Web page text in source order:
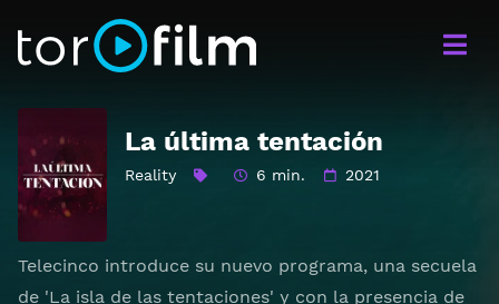
La última tentación
Reality 6 min. 2021
Telecinco introduce su nuevo programa, una secuela
de 'La isla de las tentaciones' y con la presencia de